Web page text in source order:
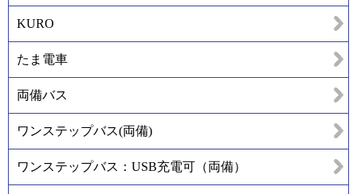
KURO
たま電車
両備バス
ワンステップバス(両備)
ワンステップバス：USB充電可（両備）